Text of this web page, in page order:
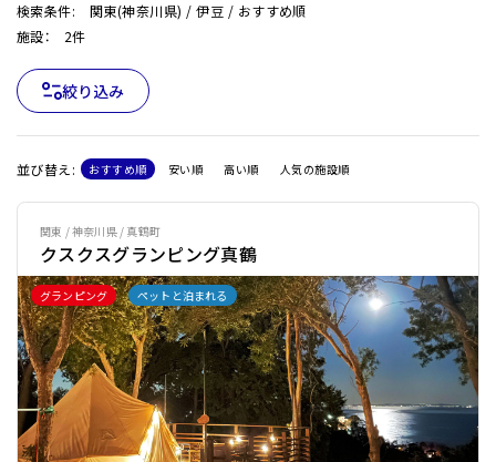
検索条件: 関東(神奈川県) / 伊豆 / おすすめ順
施設： 2件
絞り込み
並び替え: おすすめ順 安い順 高い順 人気の施設順
グランピング ペットと泊まれる
関東 / 神奈川県 / 真鶴町
クスクスグランピング真鶴